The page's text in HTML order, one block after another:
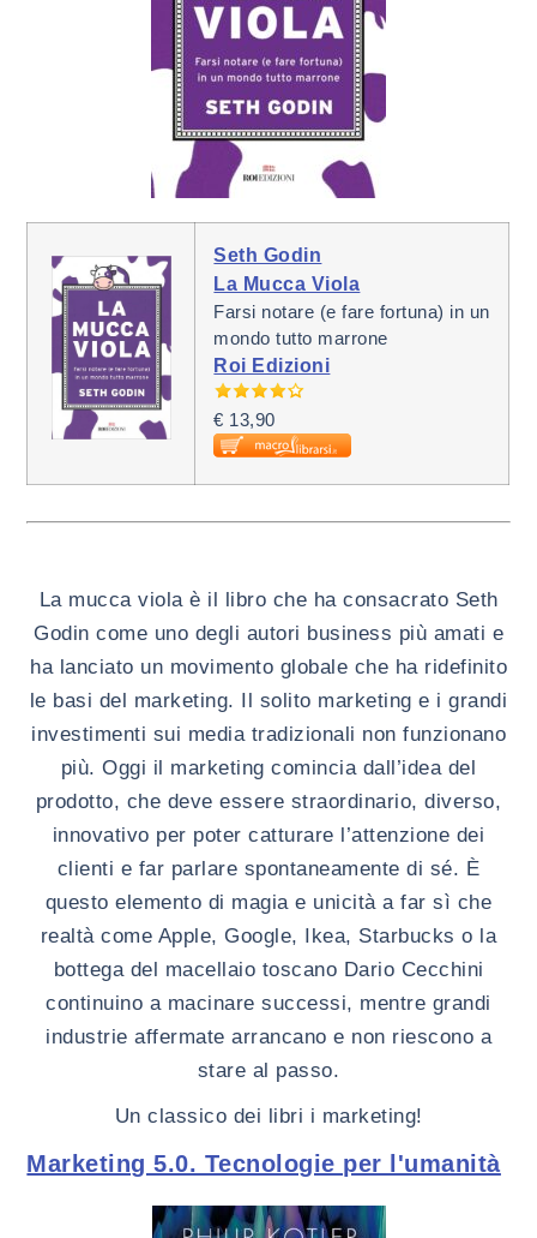
Seth Godin
La Mucca Viola
Farsi notare (e fare fortuna) in un
mondo tutto marrone
Roi Edizioni
€ 13,90
La mucca viola è il libro che ha consacrato Seth
Godin come uno degli autori business più amati e
ha lanciato un movimento globale che ha ridefinito
le basi del marketing. Il solito marketing e i grandi
investimenti sui media tradizionali non funzionano
più. Oggi il marketing comincia dall’idea del
prodotto, che deve essere straordinario, diverso,
innovativo per poter catturare l’attenzione dei
clienti e far parlare spontaneamente di sé. È
questo elemento di magia e unicità a far sì che
realtà come Apple, Google, Ikea, Starbucks o la
bottega del macellaio toscano Dario Cecchini
continuino a macinare successi, mentre grandi
industrie affermate arrancano e non riescono a
stare al passo.
Un classico dei libri i marketing!
Marketing 5.0. Tecnologie per l'umanità